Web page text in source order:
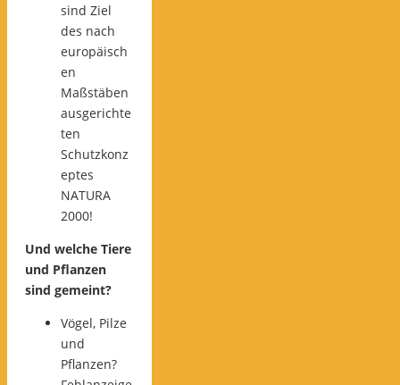
sind Ziel
des nach
europäisch
en
Maßstäben
ausgerichte
ten
Schutzkonz
eptes
NATURA
2000!
Und welche Tiere
und Pflanzen
sind gemeint?
Vögel, Pilze
und
Pflanzen?